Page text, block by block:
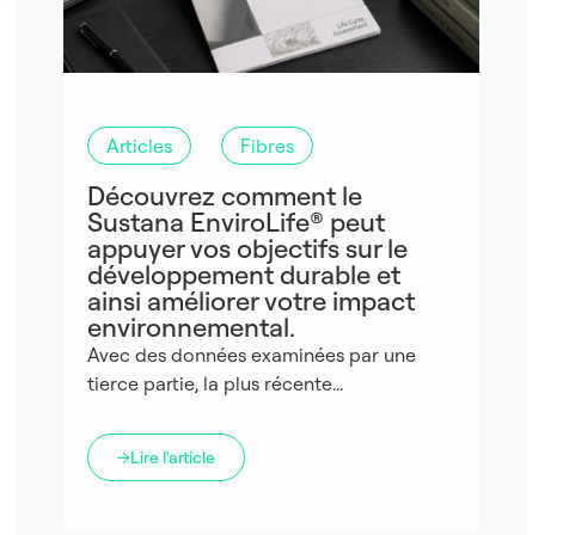
Articles Fibres
Découvrez comment le
Sustana EnviroLife® peut
appuyer vos objectifs sur le
développement durable et
ainsi améliorer votre impact
environnemental.
Avec des données examinées par une
tierce partie, la plus récente...
Lire l'article